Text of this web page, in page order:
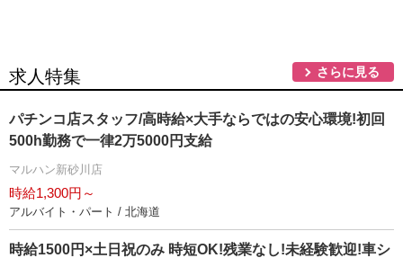
求人特集 さらに見る
パチンコ店スタッフ/高時給×大手ならではの安心環境!初回
500h勤務で一律2万5000円支給
マルハン新砂川店
時給1,300円～
アルバイト・パート / 北海道
時給1500円×土日祝のみ 時短OK!残業なし!未経験歓迎!車シ